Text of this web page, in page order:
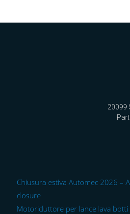
20099
Chiusura estiva Automec 2026 –
closure
Motoriduttore per lance lava botti